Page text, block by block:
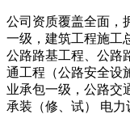
公司资质覆盖全面，
一级，建筑工程施工
公路路基工程、公路
通工程（公路安全设
业承包一级，公路交
承装（修、试） 电